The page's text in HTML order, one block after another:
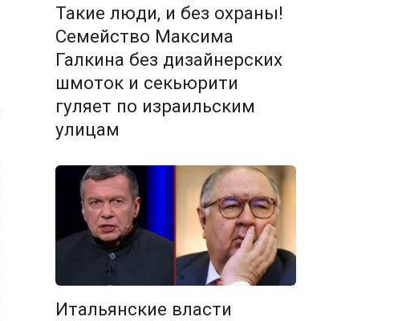
Такие люди, и без охраны!
Семейство Максима
Галкина без дизайнерских
шмоток и секьюрити
гуляет по израильским
улицам
Итальянские власти